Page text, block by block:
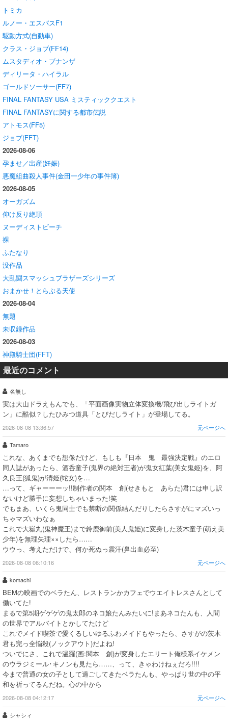
トミカ
ルノー・エスパスF1
駆動方式(自動車)
クラス・ジョブ(FF14)
ムスタディオ・ブナンザ
ディリータ・ハイラル
ゴールドソーサー(FF7)
FINAL FANTASY USA ミスティッククエスト
FINAL FANTASYに関する都市伝説
アトモス(FF5)
ジョブ(FFT)
2026-08-06
孕ませ／出産(妊娠)
悪魔組曲殺人事件(金田一少年の事件簿)
2026-08-05
オーガズム
仰け反り絶頂
ヌーディストビーチ
裸
ふたなり
没作品
大乱闘スマッシュブラザーズシリーズ
おまかせ！とらぶる天使
2026-08-04
無題
未収録作品
2026-08-03
神殿騎士団(FFT)
最近のコメント
名無し
実は大山ドラえもんでも、「平面画像実物立体変換機/飛び出しライトガ
ン」に酷似？したひみつ道具「とびだしライト」が登場してる。
2026-08-08 13:36:57 元ページへ
Tamaro
これな、あくまでも想像だけど、もしも『日本 鬼 最強決定戦』のエロ
同人誌があったら、酒呑童子(鬼界の絶対王者)が鬼女紅葉(美女鬼姫)を、阿
久良王(狐鬼)が清姫(蛇女)を…
…って、ギャーーーッ!!制作者の関本 創(せきもと あらた)君には申し訳
ないけど勝手に妄想しちゃいまった!笑
でもまあ、いくら鬼同士でも禁断の関係結んだりしたらさすがにマズいっ
ちゃマズいわなぁ
これで大嶽丸(鬼神魔王)まで鈴鹿御前(美人鬼姫)に変身した茨木童子(萌え美
少年)を無理矢理××したら……
ウウっ、考えただけで、何か死ぬっ震汗(鼻出血必至)
2026-08-08 06:10:16 元ページへ
komachi
BEMの映画でのベラたん、レストランかカフェでウエイトレスさんとして
働いてた!
まるで第5期ゲゲゲの鬼太郎のネコ娘たんみたいに!まあネコたんも、人間
の世界でアルバイトとかしてたけど
これでメイド喫茶で愛くるしいゆるふわメイドもやったら、さすがの茨木
君も完っ全悩殺(ノックアウト)だよね!
ついでにさ、これで温羅(画:関本 創)が変身したエリート俺様系イケメン
のウラジミール･キノンも見たら……、って、きゃわけねぇだろ!!!!
今まで普通の女の子として過ごしてきたベラたんも、やっぱり世の中の平
和を祈ってるんだね。心の中から
2026-08-08 04:12:17 元ページへ
シャシィ